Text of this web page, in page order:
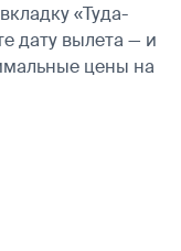
«Туда-
дату вылета — и
цены на